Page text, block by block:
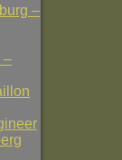
–
–